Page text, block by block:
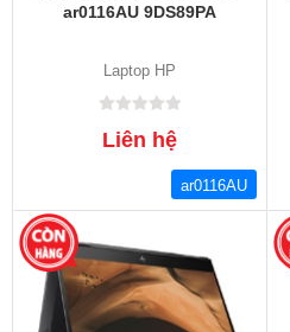
ar0116AU 9DS89PA
Laptop HP
Liên hệ
ar0116AU